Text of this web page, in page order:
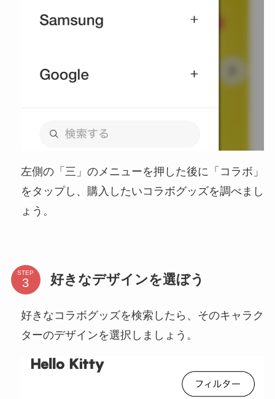
左側の「三」のメニューを押した後に「コラボ」
をタップし、購入したいコラボグッズを調べまし
ょう。
STEP 好きなデザインを選ぼう
好きなコラボグッズを検索したら、そのキャラク
ターのデザインを選択しましょう。